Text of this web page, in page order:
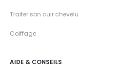
Traiter son cuir chevelu
Coiffage
AIDE & CONSEILS